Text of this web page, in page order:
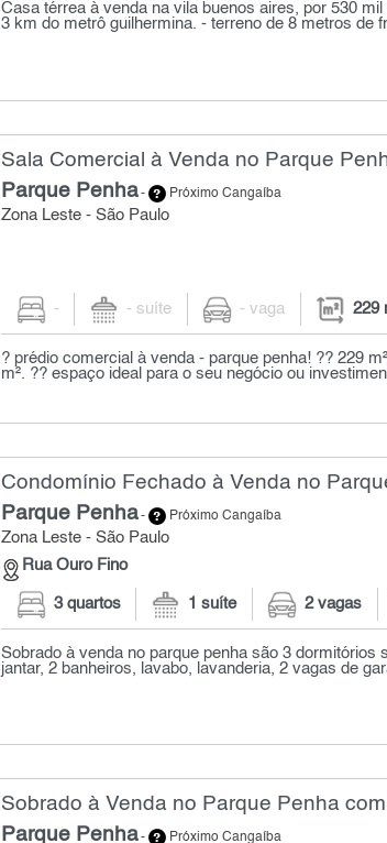
Casa térrea à venda na vila buenos aires, por 530
3 km do metrô guilhermina. - terreno de 8 metros de
Sala Comercial à Venda no Parque
Parque Penha- Próximo Cangaíba
Zona Leste - São Paulo
- - suíte - vaga 229
? prédio comercial à venda - parque penha! ?? 229
m². ?? espaço ideal para o seu negócio ou
Condomínio Fechado à Venda no
Parque Penha- Próximo Cangaíba
Zona Leste - São Paulo
Rua Ouro Fino
3 quartos 1 suíte 2 vagas
Sobrado à venda no parque penha são 3 dormitórios
jantar, 2 banheiros, lavabo, lavanderia, 2 vagas de
Sobrado à Venda no Parque Penha
Parque Penha- Próximo Cangaíba